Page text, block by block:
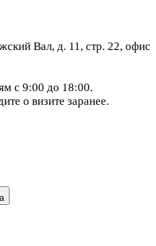
Вал, д. 11, стр. 22, офис
с 9:00 до 18:00.
о визите заранее.